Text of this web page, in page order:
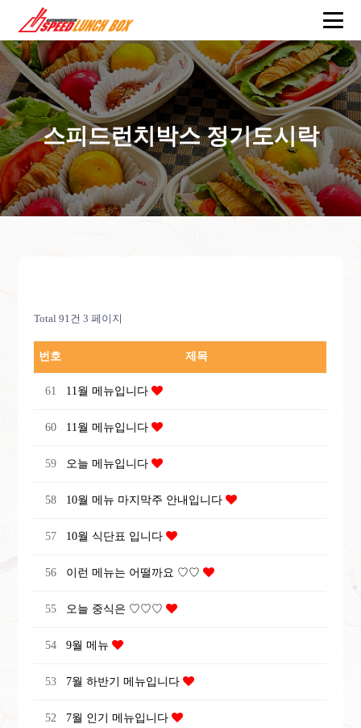
스피드런치박스 정기도시락
Total 91건 3 페이지
번호 제목
61 11월 메뉴입니다
60 11월 메뉴입니다
59 오늘 메뉴입니다
58 10월 메뉴 마지막주 안내입니다
57 10월 식단표 입니다
56 이런 메뉴는 어떨까요 ♡♡
55 오늘 중식은 ♡♡♡
54 9월 메뉴
53 7월 하반기 메뉴입니다
52 7월 인기 메뉴입니다